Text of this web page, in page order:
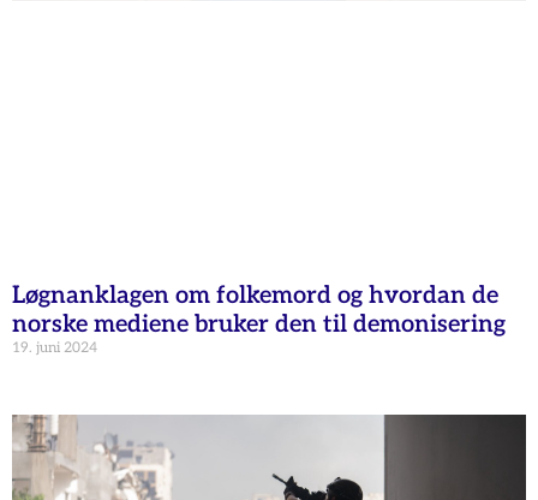
Løgnanklagen om folkemord og hvordan de
norske mediene bruker den til demonisering
19. juni 2024